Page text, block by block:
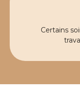
Certains